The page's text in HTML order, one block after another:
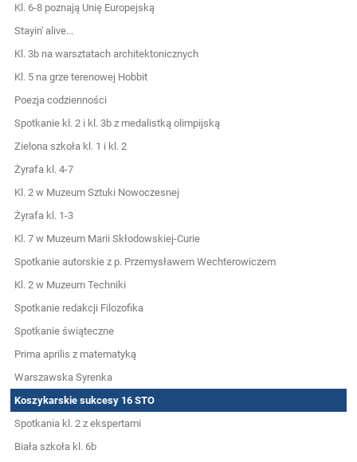
Kl. 6-8 poznają Unię Europejską
Stayin' alive...
Kl. 3b na warsztatach architektonicznych
Kl. 5 na grze terenowej Hobbit
Poezja codzienności
Spotkanie kl. 2 i kl. 3b z medalistką olimpijską
Zielona szkoła kl. 1 i kl. 2
Żyrafa kl. 4-7
Kl. 2 w Muzeum Sztuki Nowoczesnej
Żyrafa kl. 1-3
Kl. 7 w Muzeum Marii Skłodowskiej-Curie
Spotkanie autorskie z p. Przemysławem Wechterowiczem
Kl. 2 w Muzeum Techniki
Spotkanie redakcji Filozofika
Spotkanie świąteczne
Prima aprilis z matematyką
Warszawska Syrenka
Koszykarskie sukcesy 16 STO
Spotkania kl. 2 z ekspertami
Biała szkoła kl. 6b